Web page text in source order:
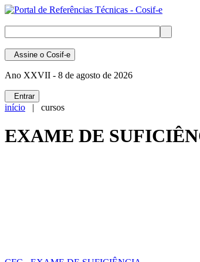
Assine o Cosif-e
Ano XXVII - 8 de agosto de 2026
Entrar
início | cursos
EXAME DE